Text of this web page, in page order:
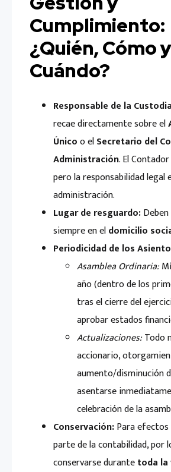
Cumplimiento:
¿Quién, Cómo y
Cuándo?
Responsable de la
recae directamente sobre el
Únicoo elSecretario del
Administración. El
pero la responsabilidad legal
administración.
Lugar de resguardo:
siempre en eldomicilio
Periodicidad de los
Asamblea Ordinaria:
año (dentro de los
tras el cierre del
aprobar estados
Actualizaciones:Todo
accionario,
aumento/disminución
asentarse
celebración de la
Conservación:Para
parte de la contabilidad, por
conservarse durantetoda la